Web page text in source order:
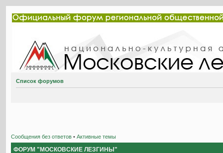
Список форумов
Сообщения без ответов • Активные темы
ФОРУМ "МОСКОВСКИЕ ЛЕЗГИНЫ"